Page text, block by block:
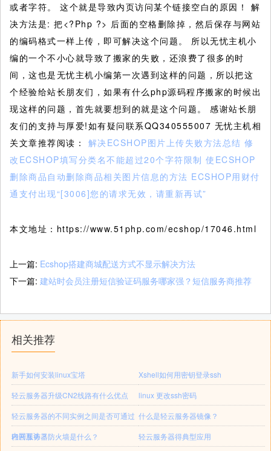
或者字符。 这个就是导致内页访问某个链接空白的原因！ 解
决方法是: 把<?Php ?> 后面的空格删除掉，然后保存与网站
的编码格式一样上传，即可解决这个问题。 所以无忧主机小
编的一个不小心就导致了搬家的失败，还浪费了很多的时
间，这也是无忧主机小编第一次遇到这样的问题，所以把这
个经验给站长朋友们，如果有什么php源码程序搬家的时候出
现这样的问题，首先就要想到的就是这个问题。 感谢站长朋
友们的支持与厚爱!如有疑问联系QQ340555007 无忧主机相
关文章推荐阅读： 解决ECSHOP图片上传失败方法总结 修
改ECSHOP填写分类名不能超过20个字符限制 使ECSHOP
删除商品自动删除商品相关图片信息的方法 ECSHOP用财付
通支付出现“[3006]您的请求无效，请重新再试”
本文地址：https://www.51php.com/ecshop/17046.html
上一篇: Ecshop搭建商城配送方式不显示解决方法
下一篇: 建站时会员注册短信验证码服务哪家强？短信服务商推荐
相关推荐
新手如何安装linux宝塔
Xshell如何用密钥登录ssh
轻云服务器升级CN2线路有什么优点
linux 更改ssh密码
轻云服务器的不同实例之间是否可通过
内网互访？
什么是轻云服务器镜像？
轻云服务器防火墙是什么？
轻云服务器得典型应用